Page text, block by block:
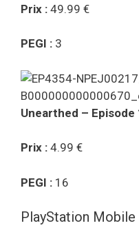
Prix : 49.99 €
PEGI : 3
Unearthed – Episode
Prix : 4.99 €
PEGI : 16
PlayStation Mobile